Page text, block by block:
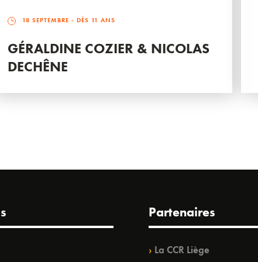
18 SEPTEMBRE - DÈS 11 ANS
GÉRALDINE COZIER & NICOLAS
DECHÊNE
Partenaires
La CCR Liège